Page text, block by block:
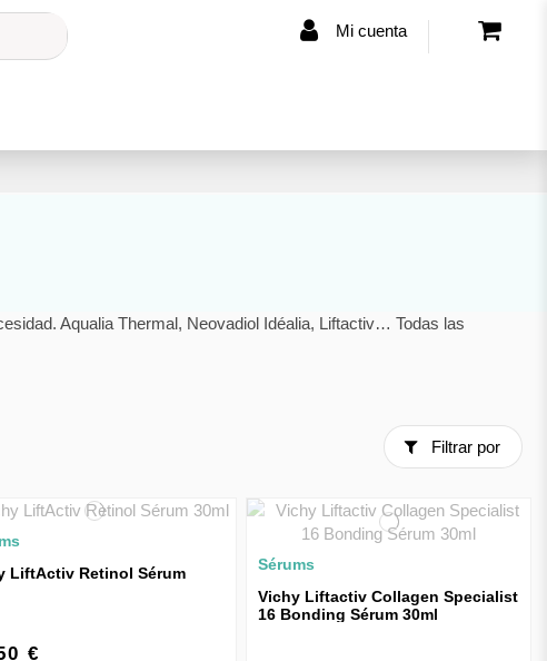
Mi cuenta
Aqualia Thermal, Neovadiol Idéalia, Liftactiv… Todas las
Filtrar por
LiftActiv Retinol Sérum
€
Sérums
Vichy Liftactiv Collagen Specialist
16 Bonding Sérum 30ml